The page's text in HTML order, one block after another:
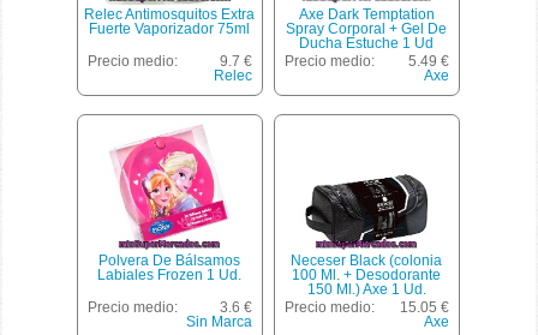
Relec Antimosquitos Extra
Fuerte Vaporizador 75ml
Precio medio:
9.7 €
Relec
Axe Dark Temptation
Spray Corporal + Gel De
Ducha Estuche 1 Ud
Precio medio:
5.49 €
Axe
Polvera De Bálsamos
Labiales Frozen 1 Ud.
Precio medio:
3.6 €
Sin Marca
Neceser Black (colonia
100 Ml. + Desodorante
150 Ml.) Axe 1 Ud.
Precio medio:
15.05 €
Axe